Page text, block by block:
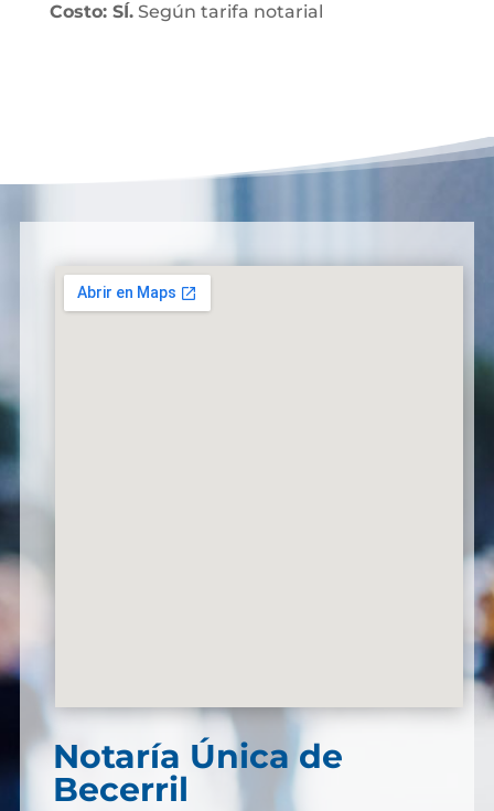
Costo: SÍ.Según tarifa notarial
Notaría Única de
Becerril